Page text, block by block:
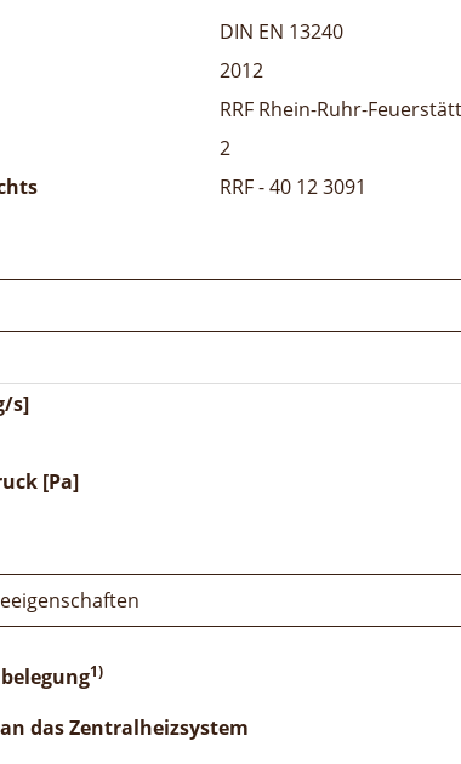
DIN EN 13240
2012
RRF Rhein-Ruhr-
2
RRF - 40 12 3091
s]
[Pa]
1)
das Zentralheizsystem